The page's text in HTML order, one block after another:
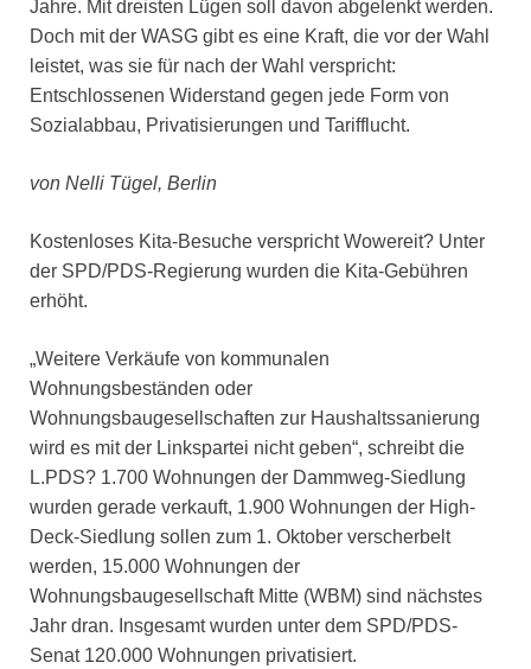
Jahre. Mit dreisten Lügen soll davon abgelenkt werden.
Doch mit der WASG gibt es eine Kraft, die vor der Wahl
leistet, was sie für nach der Wahl verspricht:
Entschlossenen Widerstand gegen jede Form von
Sozialabbau, Privatisierungen und Tarifflucht.
von Nelli Tügel, Berlin
Kostenloses Kita-Besuche verspricht Wowereit? Unter
der SPD/PDS-Regierung wurden die Kita-Gebühren
erhöht.
„Weitere Verkäufe von kommunalen
Wohnungsbeständen oder
Wohnungsbaugesellschaften zur Haushaltssanierung
wird es mit der Linkspartei nicht geben“, schreibt die
L.PDS? 1.700 Wohnungen der Dammweg-Siedlung
wurden gerade verkauft, 1.900 Wohnungen der High-
Deck-Siedlung sollen zum 1. Oktober verscherbelt
werden, 15.000 Wohnungen der
Wohnungsbaugesellschaft Mitte (WBM) sind nächstes
Jahr dran. Insgesamt wurden unter dem SPD/PDS-
Senat 120.000 Wohnungen privatisiert.